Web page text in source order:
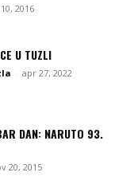
2016
U TUZLI
- apr 27, 2022
DAN: NARUTO 93.
20, 2015